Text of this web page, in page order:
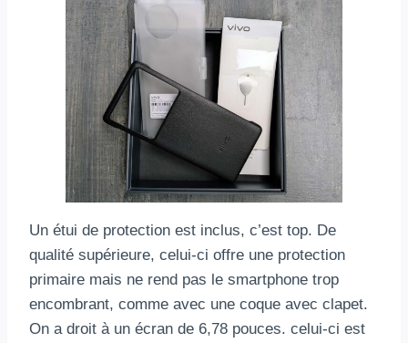
Un étui de protection est inclus, c’est top. De
qualité supérieure, celui-ci offre une protection
primaire mais ne rend pas le smartphone trop
encombrant, comme avec une coque avec clapet.
On a droit à un écran de 6,78 pouces. celui-ci est